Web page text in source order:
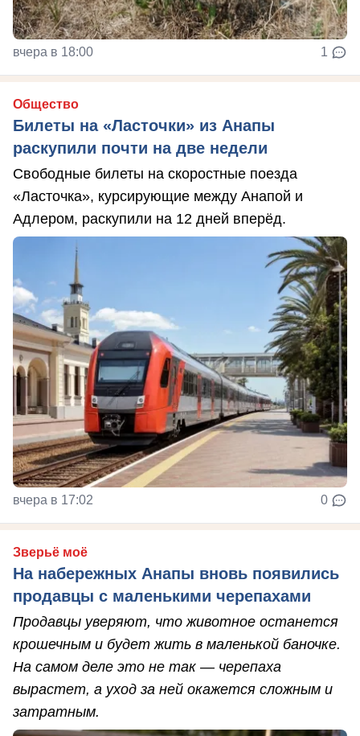
вчера в 18:00 1
Общество
Билеты на «Ласточки» из Анапы
раскупили почти на две недели
Свободные билеты на скоростные поезда
«Ласточка», курсирующие между Анапой и
Адлером, раскупили на 12 дней вперёд.
вчера в 17:02 0
Зверьё моё
На набережных Анапы вновь появились
продавцы с маленькими черепахами
Продавцы уверяют, что животное останется
крошечным и будет жить в маленькой баночке.
На самом деле это не так — черепаха
вырастет, а уход за ней окажется сложным и
затратным.